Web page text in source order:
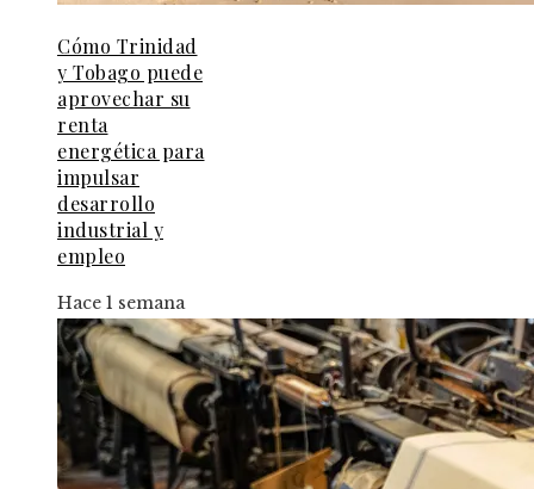
Cómo Trinidad
y Tobago puede
aprovechar su
renta
energética para
impulsar
desarrollo
industrial y
empleo
Hace 1 semana